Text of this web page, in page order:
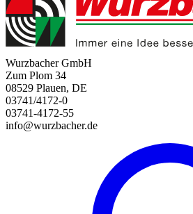
Wurzbacher GmbH
Zum Plom 34
08529 Plauen, DE
03741/4172-0
03741-4172-55
info@wurzbacher.de